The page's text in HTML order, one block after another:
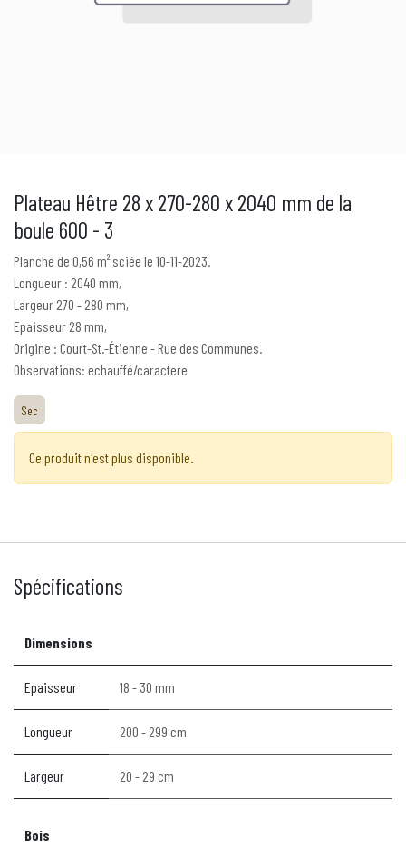
Plateau Hêtre 28 x 270-280 x 2040 mm de la
boule 600 - 3
Planche de 0,56 m² sciée le 10-11-2023.
Longueur : 2040 mm,
Largeur 270 - 280 mm,
Epaisseur 28 mm,
Origine : Court-St.-Étienne - Rue des Communes.
Observations: echauffé/caractere
Sec
Ce produit n'est plus disponible.
Spécifications
Dimensions
Epaisseur 18 - 30 mm
Longueur 200 - 299 cm
Largeur 20 - 29 cm
Bois